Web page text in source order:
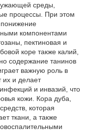
среды,
процессы. При этом
понижение
компонентами
пектиновая и
коре также калий,
содержание танинов
важную роль в
их и делает
и инвазий, что
кожи. Кора дуба,
которая
ткани, а также